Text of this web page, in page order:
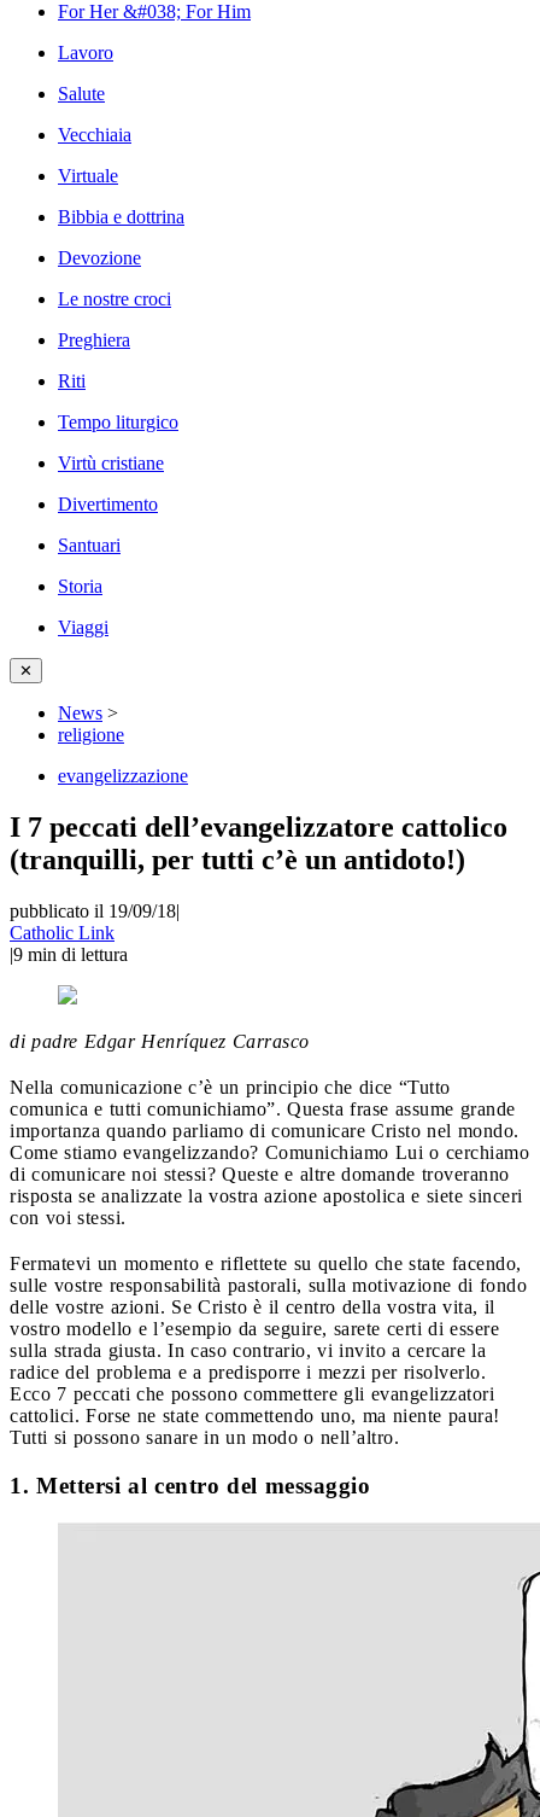
For Her &#038; For Him
Lavoro
Salute
Vecchiaia
Virtuale
Bibbia e dottrina
Devozione
Le nostre croci
Preghiera
Riti
Tempo liturgico
Virtù cristiane
Divertimento
Santuari
Storia
Viaggi
✕
News >
religione
evangelizzazione
I 7 peccati dell’evangelizzatore cattolico
(tranquilli, per tutti c’è un antidoto!)
pubblicato il 19/09/18|
Catholic Link
|9 min di lettura
di padre Edgar Henríquez Carrasco
Nella comunicazione c’è un principio che dice “Tutto
comunica e tutti comunichiamo”. Questa frase assume grande
importanza quando parliamo di comunicare Cristo nel mondo.
Come stiamo evangelizzando? Comunichiamo Lui o cerchiamo
di comunicare noi stessi? Queste e altre domande troveranno
risposta se analizzate la vostra azione apostolica e siete sinceri
con voi stessi.
Fermatevi un momento e riflettete su quello che state facendo,
sulle vostre responsabilità pastorali, sulla motivazione di fondo
delle vostre azioni. Se Cristo è il centro della vostra vita, il
vostro modello e l’esempio da seguire, sarete certi di essere
sulla strada giusta. In caso contrario, vi invito a cercare la
radice del problema e a predisporre i mezzi per risolverlo.
Ecco 7 peccati che possono commettere gli evangelizzatori
cattolici. Forse ne state commettendo uno, ma niente paura!
Tutti si possono sanare in un modo o nell’altro.
1. Mettersi al centro del messaggio